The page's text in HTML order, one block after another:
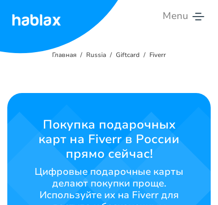
Menu
Свяжитесь
Главная Russia Giftcard Fiverr
Покупка подарочных
карт на Fiverr в России
прямо сейчас!
Цифровые подарочные карты
делают покупки проще.
Используйте их на Fiverr для